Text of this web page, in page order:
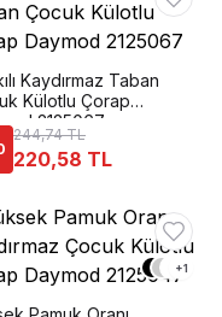
Kaydırmaz Taban
Külotlu Çorap
2125067
244,74 TL
220,58 TL
+1